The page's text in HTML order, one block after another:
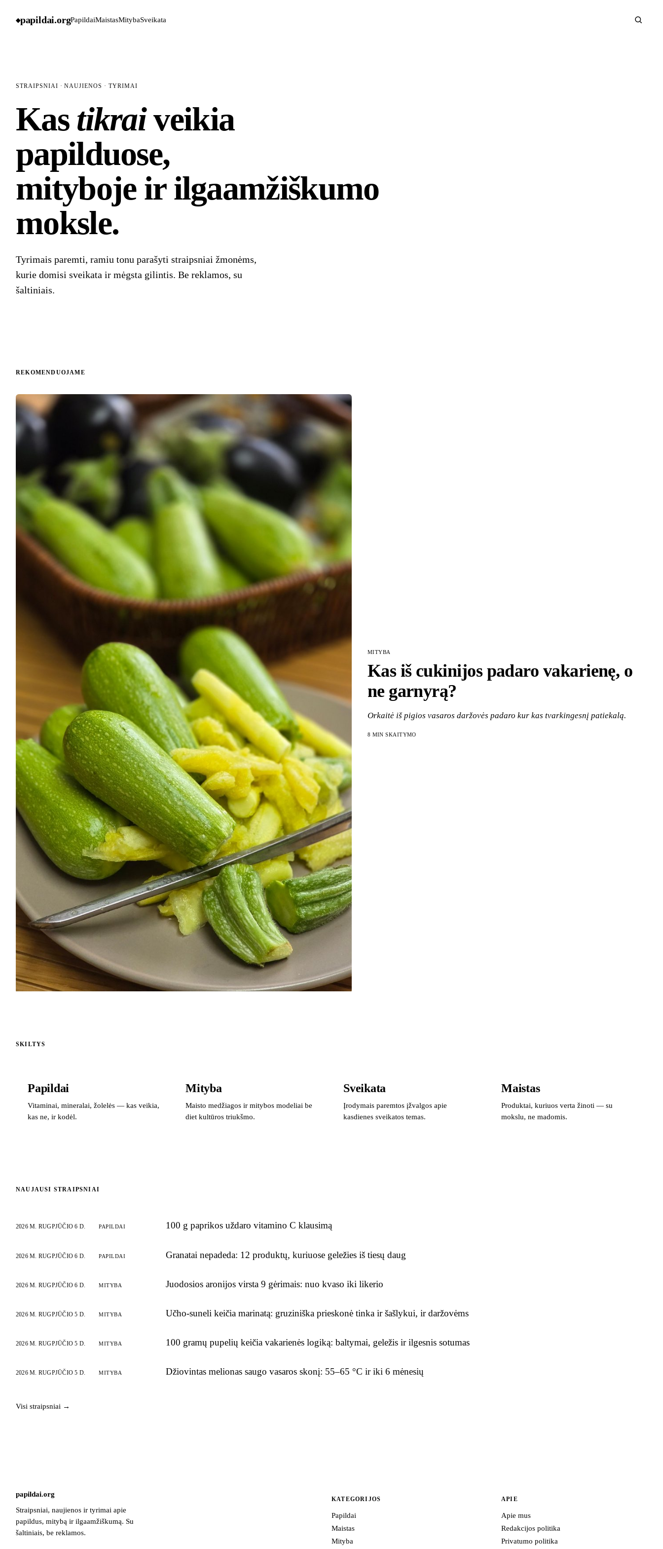
◆papildai.orgPapildaiMaistasMitybaSveikata
STRAIPSNIAI · NAUJIENOS · TYRIMAI
Kas tikraiveikia
papilduose,
mityboje ir ilgaamžiškumo
moksle.
Tyrimais paremti, ramiu tonu parašyti straipsniai žmonėms,
kurie domisi sveikata ir mėgsta gilintis. Be reklamos, su
šaltiniais.
REKOMENDUOJAME
MITYBA
Kas iš cukinijos padaro vakarienę, o
ne garnyrą?
Orkaitė iš pigios vasaros daržovės padaro kur kas tvarkingesnį patiekalą.
8 MIN SKAITYMO
SKILTYS
Papildai
Vitaminai, mineralai, žolelės — kas veikia,
kas ne, ir kodėl.
Mityba
Maisto medžiagos ir mitybos modeliai be
diet kultūros triukšmo.
Sveikata
Įrodymais paremtos įžvalgos apie
kasdienes sveikatos temas.
Maistas
Produktai, kuriuos verta žinoti — su
mokslu, ne madomis.
NAUJAUSI STRAIPSNIAI
2026 M. RUGPJŪČIO 6 D. PAPILDAI 100 g paprikos uždaro vitamino C klausimą
2026 M. RUGPJŪČIO 6 D. PAPILDAI Granatai nepadeda: 12 produktų, kuriuose geležies iš tiesų daug
2026 M. RUGPJŪČIO 6 D. MITYBA Juodosios aronijos virsta 9 gėrimais: nuo kvaso iki likerio
2026 M. RUGPJŪČIO 5 D. MITYBA Učho-suneli keičia marinatą: gruziniška prieskonė tinka ir šašlykui, ir daržovėms
2026 M. RUGPJŪČIO 5 D. MITYBA 100 gramų pupelių keičia vakarienės logiką: baltymai, geležis ir ilgesnis sotumas
2026 M. RUGPJŪČIO 5 D. MITYBA Džiovintas melionas saugo vasaros skonį: 55–65 °C ir iki 6 mėnesių
Visi straipsniai →
papildai.org
Straipsniai, naujienos ir tyrimai apie
papildus, mitybą ir ilgaamžiškumą. Su
šaltiniais, be reklamos.
KATEGORIJOS
Papildai
Maistas
Mityba
APIE
Apie mus
Redakcijos politika
Privatumo politika